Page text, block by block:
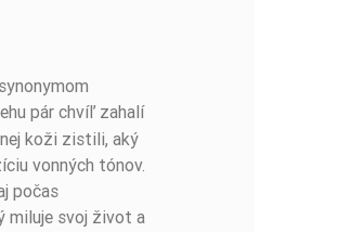
pár chvíľ zahalí
koži zistili, aký
vonných tónov.
počas
miluje svoj život a